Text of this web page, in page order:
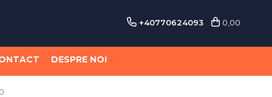
+40770624093 0,00
DESPRE NOI